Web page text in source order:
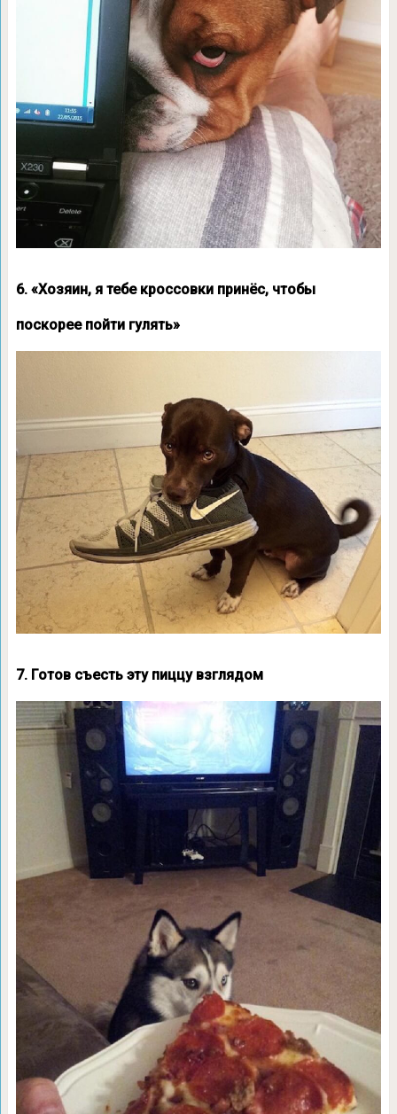
6. «Хозяин, я тебе кроссовки принёс, чтобы
поскорее пойти гулять»
7. Готов съесть эту пиццу взглядом